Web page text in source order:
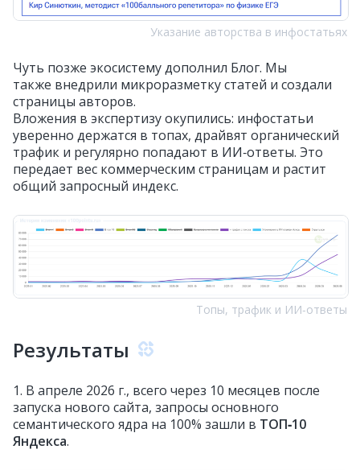
Указание авторства в инфостатьях
Чуть позже экосистему дополнил Блог. Мы
также внедрили микроразметку статей и создали
страницы авторов.
Вложения в экспертизу окупились: инфостатьи
уверенно держатся в топах, драйвят органический
трафик и регулярно попадают в ИИ‑ответы. Это
передает вес коммерческим страницам и растит
общий запросный индекс.
Топы, трафик и ИИ‑ответы
Результаты
1. В апреле 2026 г., всего через 10 месяцев после
запуска нового сайта, запросы основного
семантического ядра на 100% зашли в ТОП‑10
Яндекса.